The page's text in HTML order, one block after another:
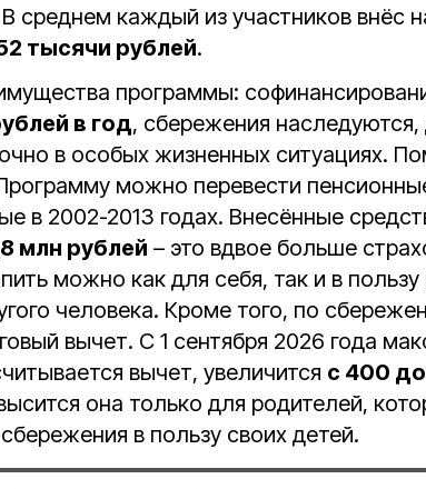
среднем каждый из участников внёс
тысячи рублей.
программы:
в год, сбережения
в особых жизненных ситуациях.
можно перевести
в 2002-2013 годах. Внесённые
млн рублей – это вдвое больше
можно как для себя, так и в пользу
человека. Кроме того, по
вычет. С 1 сентября 2026 года
вычет, увеличится с 400
она только для родителей,
в пользу своих детей.